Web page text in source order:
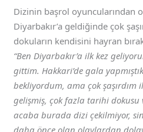
Dizinin başrol oyuncularından
Diyarbakır’a geldiğinde çok
dokuların kendisini hayran
“Ben Diyarbakır’a ilk kez
gittim. Hakkari’de gala
bekliyordum, ama çok
gelişmiş, çok fazla tarihi dokusu
acaba burada dizi çekilmiyor,